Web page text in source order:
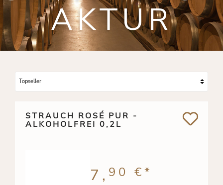
AKTUR
STRAUCH ROSÉ PUR -
ALKOHOLFREI 0,2L
7, 90 €*